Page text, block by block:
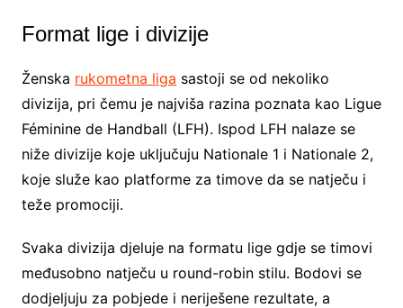
Format lige i divizije
Ženska rukometna liga sastoji se od nekoliko
divizija, pri čemu je najviša razina poznata kao Ligue
Féminine de Handball (LFH). Ispod LFH nalaze se
niže divizije koje uključuju Nationale 1 i Nationale 2,
koje služe kao platforme za timove da se natječu i
teže promociji.
Svaka divizija djeluje na formatu lige gdje se timovi
međusobno natječu u round-robin stilu. Bodovi se
dodjeljuju za pobjede i neriješene rezultate, a